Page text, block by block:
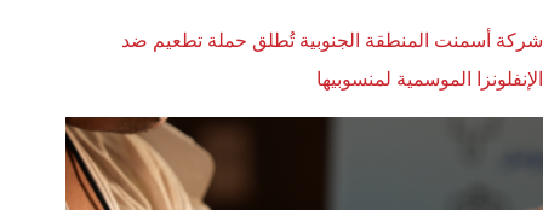
شركة أسمنت المنطقة الجنوبية تُطلق حملة تطعيم ضد
الإنفلونزا الموسمية لمنسوبيها